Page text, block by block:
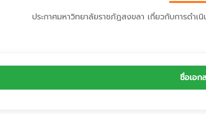
ประกาศมหาวิทยาลัยราชภัฏสงขลา เกี่ยวกับการดำ
ชื่อเอก